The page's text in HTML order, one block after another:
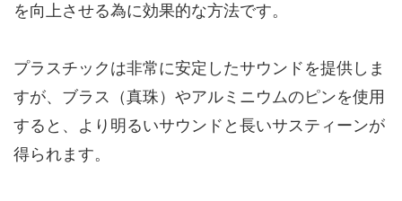
を向上させる為に効果的な方法です。
プラスチックは非常に安定したサウンドを提供しま
すが、ブラス（真珠）やアルミニウムのピンを使用
すると、より明るいサウンドと長いサスティーンが
得られます。